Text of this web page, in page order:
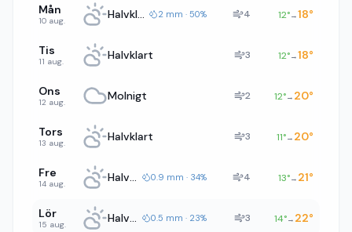
Mån
10 aug. Halvklart 2 mm · 50% 4 12°→18°
Tis
11 aug. Halvklart 3 12°→18°
Ons
12 aug. Molnigt 2 12°→ 20°
Tors
13 aug. Halvklart 3 11°→ 20°
Fre
14 aug. Halvklart 0.9 mm · 34% 4 13°→ 21°
Lör
15 aug. Halvklart 0.5 mm · 23% 3 14°→ 22°